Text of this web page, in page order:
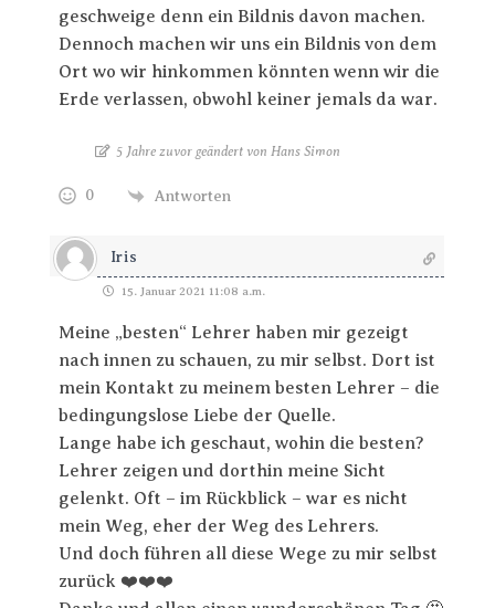
geschweige denn ein Bildnis davon machen.
Dennoch machen wir uns ein Bildnis von dem
Ort wo wir hinkommen könnten wenn wir die
Erde verlassen, obwohl keiner jemals da war.
5 Jahre zuvor geändert von Hans Simon
0 Antworten
Iris
15. Januar 2021 11:08 a.m.
Meine „besten“ Lehrer haben mir gezeigt
nach innen zu schauen, zu mir selbst. Dort ist
mein Kontakt zu meinem besten Lehrer – die
bedingungslose Liebe der Quelle.
Lange habe ich geschaut, wohin die besten?
Lehrer zeigen und dorthin meine Sicht
gelenkt. Oft – im Rückblick – war es nicht
mein Weg, eher der Weg des Lehrers.
Und doch führen all diese Wege zu mir selbst
zurück ❤️❤️❤️